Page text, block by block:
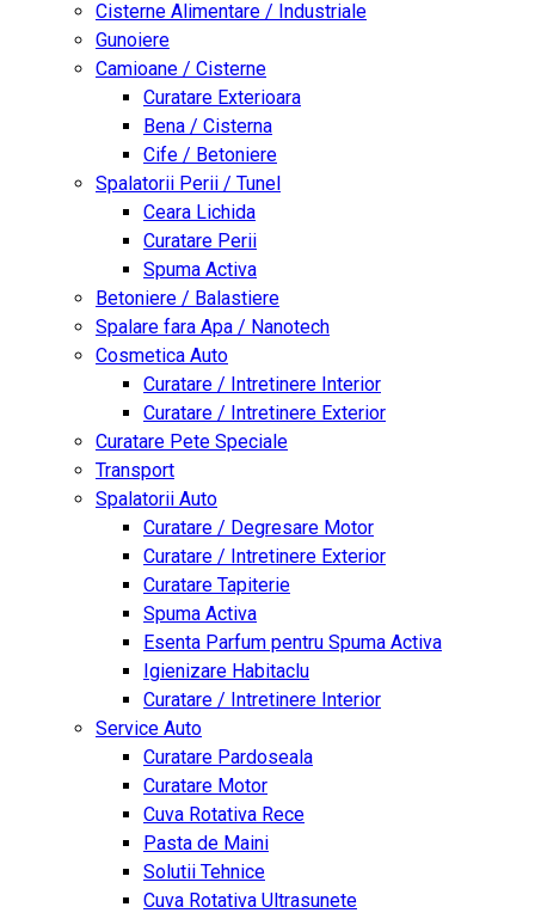
Cisterne Alimentare / Industriale
Gunoiere
Camioane / Cisterne
Curatare Exterioara
Bena / Cisterna
Cife / Betoniere
Spalatorii Perii / Tunel
Ceara Lichida
Curatare Perii
Spuma Activa
Betoniere / Balastiere
Spalare fara Apa / Nanotech
Cosmetica Auto
Curatare / Intretinere Interior
Curatare / Intretinere Exterior
Curatare Pete Speciale
Transport
Spalatorii Auto
Curatare / Degresare Motor
Curatare / Intretinere Exterior
Curatare Tapiterie
Spuma Activa
Esenta Parfum pentru Spuma Activa
Igienizare Habitaclu
Curatare / Intretinere Interior
Service Auto
Curatare Pardoseala
Curatare Motor
Cuva Rotativa Rece
Pasta de Maini
Solutii Tehnice
Cuva Rotativa Ultrasunete